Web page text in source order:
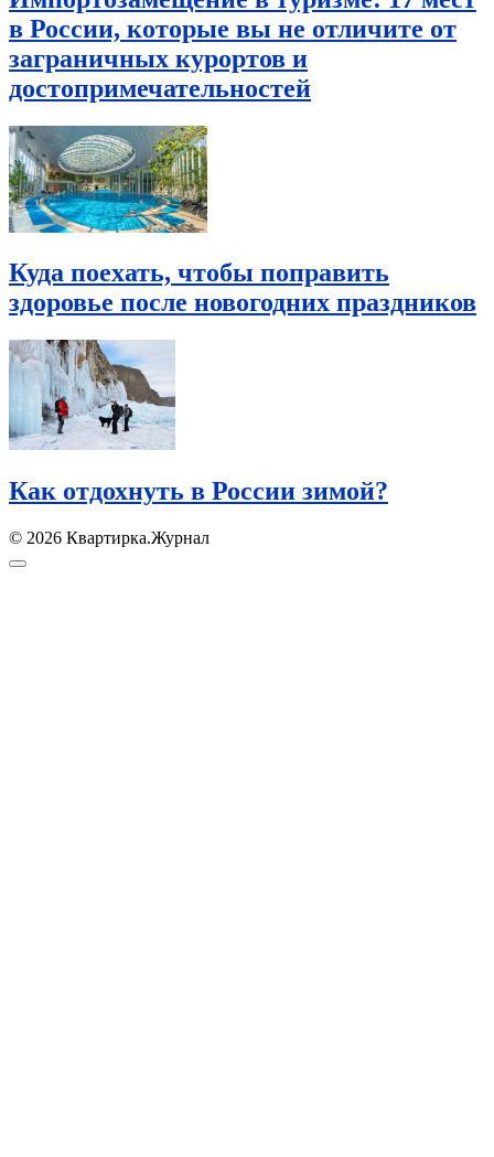
в России, которые вы не отличите от
заграничных курортов и
достопримечательностей
Куда поехать, чтобы поправить
здоровье после новогодних праздников
Как отдохнуть в России зимой?
© 2026 Квартирка.Журнал